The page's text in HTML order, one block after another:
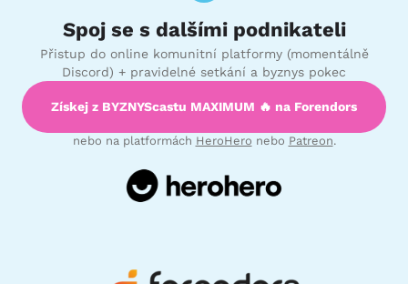
Spoj se s dalšími podnikateli
Přistup do online komunitní platformy (momentálně
Discord) + pravidelné setkání a byznys pokec
Získej z BYZNYScastu MAXIMUM 🔥 na Forendors
nebo na platformách HeroHero nebo Patreon.